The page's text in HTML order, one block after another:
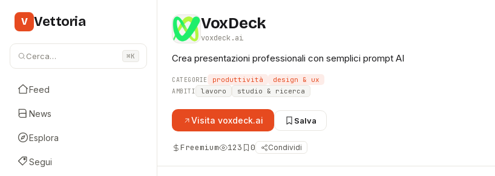
V Vettoria
Cerca… ⌘K
Feed
News
Esplora
Segui
VoxDeck
voxdeck.ai
Crea presentazioni professionali con semplici prompt AI
CATEGORIE produttività design & ux
AMBITI lavoro studio & ricerca
Visita voxdeck.ai Salva
Freemium 123 0 Condividi